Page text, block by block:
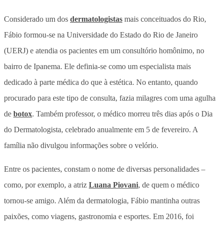
Considerado um dos dermatologistas mais conceituados do Rio,
Fábio formou-se na Universidade do Estado do Rio de Janeiro
(UERJ) e atendia os pacientes em um consultório homônimo, no
bairro de Ipanema. Ele definia-se como um especialista mais
dedicado à parte médica do que à estética. No entanto, quando
procurado para este tipo de consulta, fazia milagres com uma agulha
de botox. Também professor, o médico morreu três dias após o Dia
do Dermatologista, celebrado anualmente em 5 de fevereiro. A
família não divulgou informações sobre o velório.
Entre os pacientes, constam o nome de diversas personalidades –
como, por exemplo, a atriz Luana Piovani, de quem o médico
tornou-se amigo. Além da dermatologia, Fábio mantinha outras
paixões, como viagens, gastronomia e esportes. Em 2016, foi